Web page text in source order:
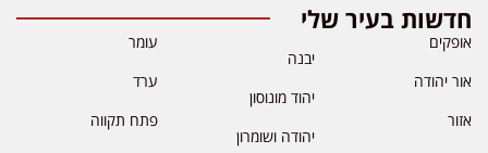
חדשות בעיר שלי
אופקים
אור יהודה
אזור
יבנה
יהוד מונוסון
יהודה ושומרון
עומר
ערד
פתח תקווה